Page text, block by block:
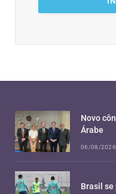
Novo
Árabe
06/08/2026
Brasil se